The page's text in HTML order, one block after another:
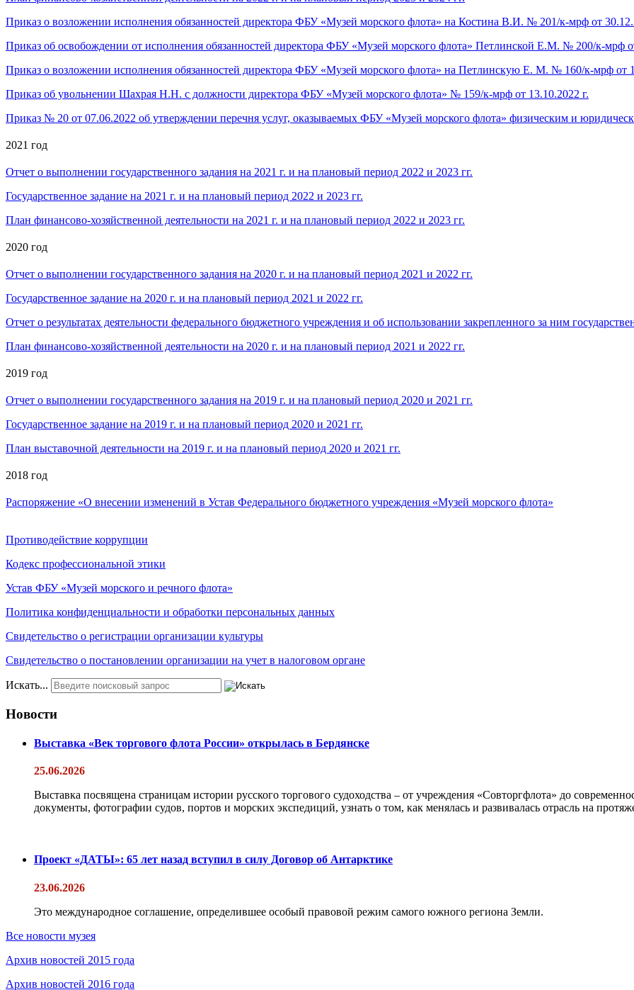
Приказ о возложении исполнения обязанностей директора ФБУ «Музей морского флота» на Костина В.И. № 201/к-мрф от
Приказ об освобождении от исполнения обязанностей директора ФБУ «Музей морского флота» Петлинской Е.М. № 200/к-мрф
Приказ о возложении исполнения обязанностей директора ФБУ «Музей морского флота» на Петлинскую Е. М. № 160/к-мрф от
Приказ об увольнении Шахрая Н.Н. с должности директора ФБУ «Музей морского флота» № 159/к-мрф от 13.10.2022 г.
Приказ № 20 от 07.06.2022 об утверждении перечня услуг, оказываемых ФБУ «Музей морского флота» физическим и
2021 год
Отчет о выполнении государственного задания на 2021 г. и на плановый период 2022 и 2023 гг.
Государственное задание на 2021 г. и на плановый период 2022 и 2023 гг.
План финансово-хозяйственной деятельности на 2021 г. и на плановый период 2022 и 2023 гг.
2020 год
Отчет о выполнении государственного задания на 2020 г. и на плановый период 2021 и 2022 гг.
Государственное задание на 2020 г. и на плановый период 2021 и 2022 гг.
Отчет о результатах деятельности федерального бюджетного учреждения и об использовании закрепленного за ним
План финансово-хозяйственной деятельности на 2020 г. и на плановый период 2021 и 2022 гг.
2019 год
Отчет о выполнении государственного задания на 2019 г. и на плановый период 2020 и 2021 гг.
Государственное задание на 2019 г. и на плановый период 2020 и 2021 гг.
План выставочной деятельности на 2019 г. и на плановый период 2020 и 2021 гг.
2018 год
Распоряжение «О внесении изменений в Устав Федерального бюджетного учреждения «Музей морского флота»
Противодействие коррупции
Кодекс профессиональной этики
Устав ФБУ «Музей морского и речного флота»
Политика конфиденциальности и обработки персональных данных
Свидетельство о регистрации организации культуры
Свидетельство о постановлении организации на учет в налоговом органе
Искать...
Новости
Выставка «Век торгового флота России» открылась в Бердянске
25.06.2026
Выставка посвящена страницам истории русского торгового судоходства – от учреждения «Совторгфлота» до
документы, фотографии судов, портов и морских экспедиций, узнать о том, как менялась и развивалась отрасль на
Проект «ДАТЫ»: 65 лет назад вступил в силу Договор об Антарктике
23.06.2026
Это международное соглашение, определившее особый правовой режим самого южного региона Земли.
Все новости музея
Архив новостей 2015 года
Архив новостей 2016 года